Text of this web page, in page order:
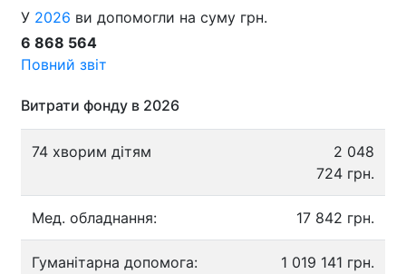
У 2026 ви допомогли на суму грн.
6 868 564
Повний звіт
Витрати фонду в 2026
74 хворим дітям
2 048
724 грн.
Мед. обладнання: 17 842 грн.
Гуманітарна допомога: 1 019 141 грн.